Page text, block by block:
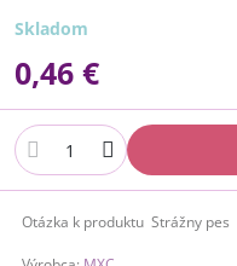
Skladom
0,46 €
Otázka k produktu Strážny pes